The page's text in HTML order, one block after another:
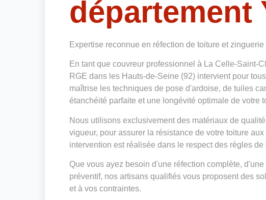
département
Expertise reconnue en réfection de toiture et
En tant que couvreur professionnel à La Celle-Saint-
RGE dans les Hauts-de-Seine (92) intervient pour
maîtrise les techniques de pose d'ardoise, de tuiles
étanchéité parfaite et une longévité optimale de votre
Nous utilisons exclusivement des matériaux de
vigueur, pour assurer la résistance de votre toiture
intervention est réalisée dans le respect des règles
Que vous ayez besoin d'une réfection complète,
préventif, nos artisans qualifiés vous proposent des
et à vos contraintes.